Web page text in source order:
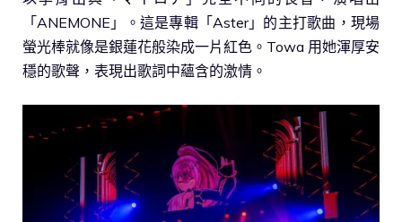
「ANEMONE」。這是專輯「Aster」的主打歌曲，現場
螢光棒就像是銀蓮花般染成一片紅色。Towa 用她渾厚安
穩的歌聲，表現出歌詞中蘊含的激情。